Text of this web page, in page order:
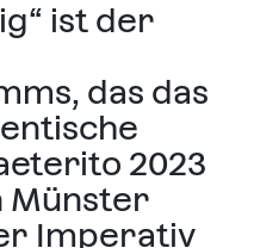
ist der
das das
2023
Münster
Imperativ